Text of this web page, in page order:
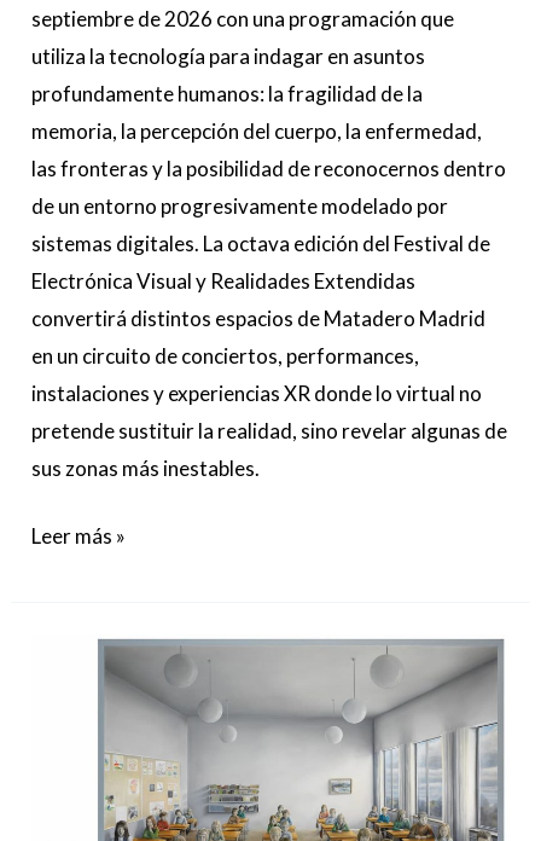
septiembre de 2026 con una programación que
utiliza la tecnología para indagar en asuntos
profundamente humanos: la fragilidad de la
memoria, la percepción del cuerpo, la enfermedad,
las fronteras y la posibilidad de reconocernos dentro
de un entorno progresivamente modelado por
sistemas digitales. La octava edición del Festival de
Electrónica Visual y Realidades Extendidas
convertirá distintos espacios de Matadero Madrid
en un circuito de conciertos, performances,
instalaciones y experiencias XR donde lo virtual no
pretende sustituir la realidad, sino revelar algunas de
sus zonas más inestables.
Leer más »
Moderna